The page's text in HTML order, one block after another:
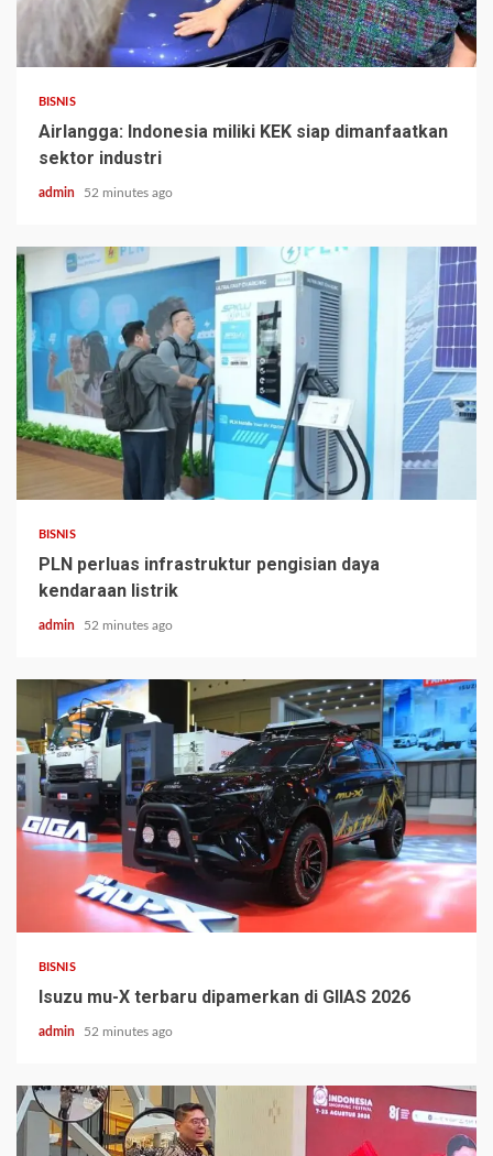
BISNIS
Airlangga: Indonesia miliki KEK siap dimanfaatkan
sektor industri
admin 52 minutes ago
BISNIS
PLN perluas infrastruktur pengisian daya
kendaraan listrik
admin 52 minutes ago
BISNIS
Isuzu mu-X terbaru dipamerkan di GIIAS 2026
admin 52 minutes ago